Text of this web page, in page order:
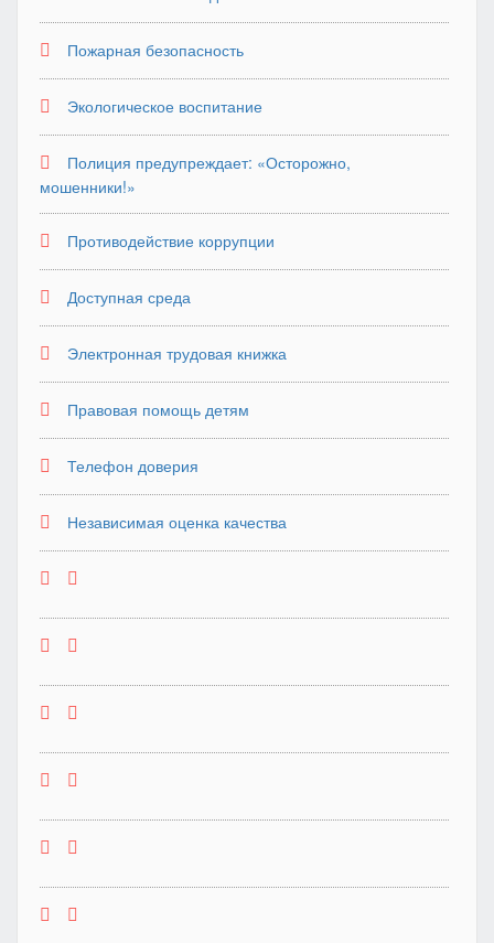
Пожарная безопасность
Экологическое воспитание
Полиция предупреждает: «Осторожно,
мошенники!»
Противодействие коррупции
Доступная среда
Электронная трудовая книжка
Правовая помощь детям
Телефон доверия
Независимая оценка качества